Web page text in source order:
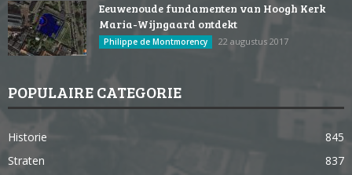
Eeuwenoude fundamenten van Hoogh Kerk
Maria-Wijngaard ontdekt
Philippe de Montmorency 22 augustus 2017
POPULAIRE CATEGORIE
Historie
845
Straten
837